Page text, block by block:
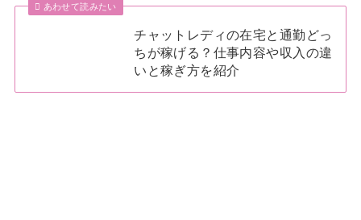
あわせて読みたい
チャットレディの在宅と通勤どっ
ちが稼げる？仕事内容や収入の違
いと稼ぎ方を紹介